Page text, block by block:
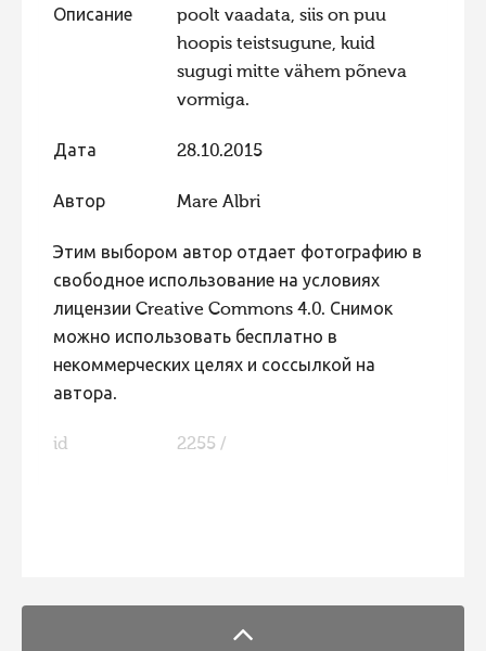
Описание
poolt vaadata, siis on puu
hoopis teistsugune, kuid
sugugi mitte vähem põneva
vormiga.
Дата 28.10.2015
Автор Mare Albri
Этим выбором автор отдает фотографию в
свободное использование на условиях
лицензии Creative Commons 4.0. Снимок
можно использовать бесплатно в
некоммерческих целях и соссылкой на
автора.
id 2255 /